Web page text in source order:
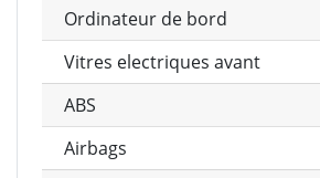
Ordinateur de bord
Vitres electriques avant
ABS
Airbags